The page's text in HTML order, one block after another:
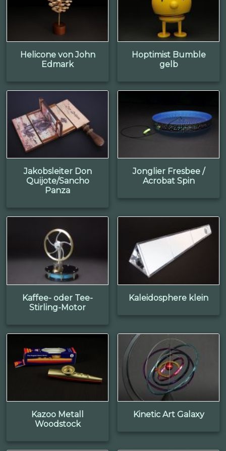
Helicone von John
Edmark
Hoptimist Bumble
gelb
Jakobsleiter Don
Quijote/Sancho
Panza
Jonglier Fresbee /
Acrobat Spin
Kaffee- oder Tee-
Stirling-Motor
Kaleidosphere klein
Kazoo Metall
Woodstock
Kinetic Art Galaxy